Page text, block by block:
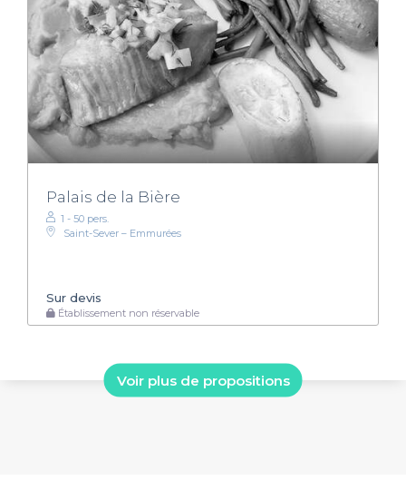
Palais de la Bière
1 - 50 pers.
Saint-Sever – Emmurées
Sur devis
Établissement non réservable
Voir plus de propositions